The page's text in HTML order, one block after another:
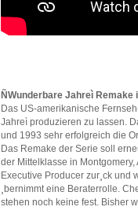
ÑWunderbare Jahreì Remake
Das US-amerikanische
Jahreì produzieren zu lassen.
und 1993 sehr erfolgreich die
Das Remake der Serie soll
der Mittelklasse in
Executive Producer zur¸ck und
¸bernimmt eine Beraterrolle.
stehen noch keine fest. Bisher